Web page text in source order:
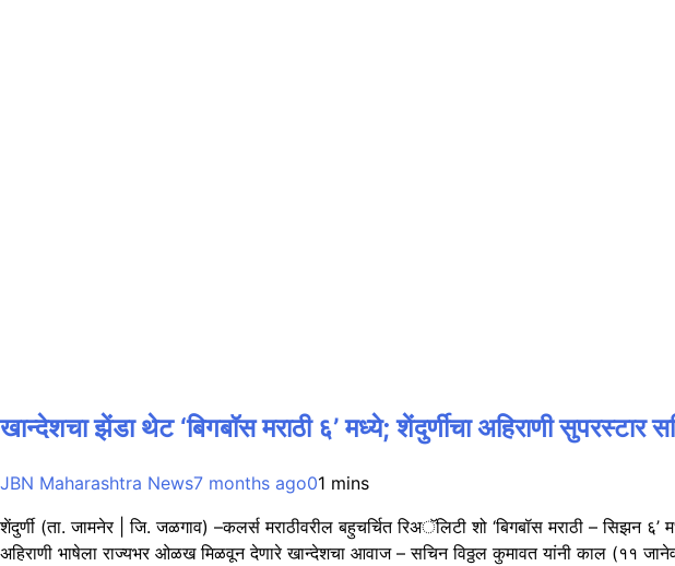
खान्देशचा झेंडा थेट ‘बिगबॉस मराठी ६’ मध्ये; शेंदुर्णीचा अहिराणी सुपरस्टार
JBN Maharashtra News7 months ago01 mins
शेंदुर्णी (ता. जामनेर | जि. जळगाव) –कलर्स मराठीवरील बहुचर्चित रिअॅलिटी शो ‘बिगबॉस मराठी – सिझन
अहिराणी भाषेला राज्यभर ओळख मिळवून देणारे खान्देशचा आवाज – सचिन विठ्ठल कुमावत यांनी काल (११